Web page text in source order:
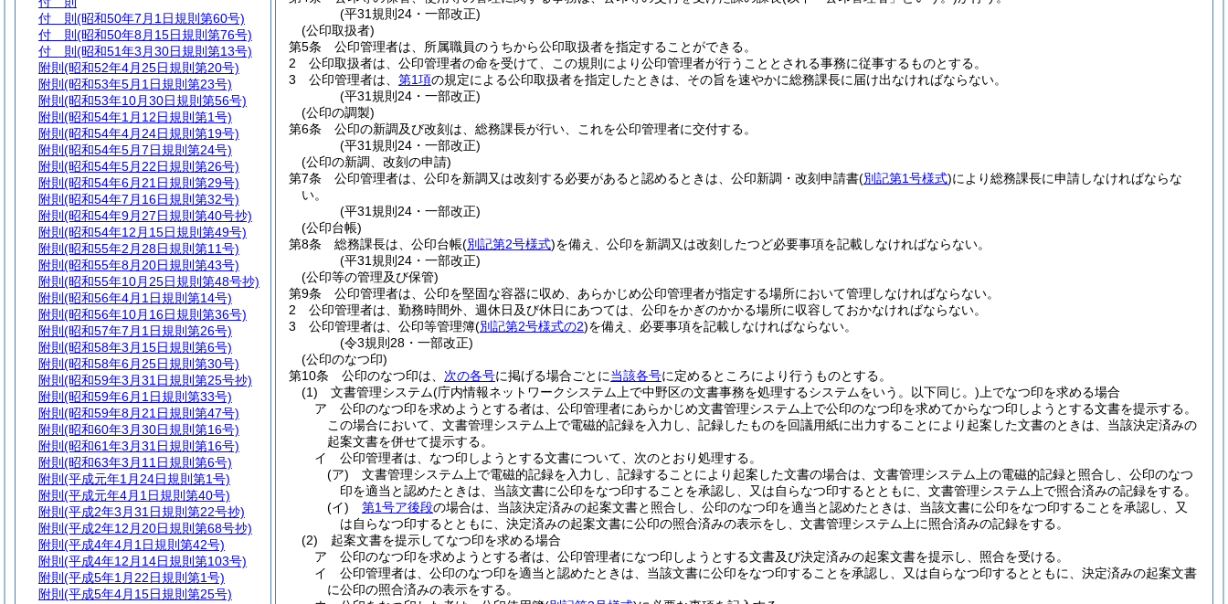
(平31規則24・一部改正)
(公印取扱者)
第5条
公印管理者は、所属職員のうちから公印取扱者を指定することができる。
2
公印取扱者は、公印管理者の命を受けて、この規則により公印管理者が行うこととされる事務に従事するものとする。
3
公印管理者は、 第1項の規定による公印取扱者を指定したときは、その旨を速やかに総務課長に届け出なければならない。
(平31規則24・一部改正)
(公印の調製)
第6条
公印の新調及び改刻は、総務課長が行い、これを公印管理者に交付する。
(平31規則24・一部改正)
(公印の新調、改刻の申請)
第7条
公印管理者は、公印を新調又は改刻する必要があると認めるときは、公印新調・改刻申請書(別記第1号様式)により総務課長に申請しなければならな
い。
(平31規則24・一部改正)
(公印台帳)
第8条
総務課長は、公印台帳(別記第2号様式)を備え、公印を新調又は改刻したつど必要事項を記載しなければならない。
(平31規則24・一部改正)
(公印等の管理及び保管)
第9条
公印管理者は、公印を堅固な容器に収め、あらかじめ公印管理者が指定する場所において管理しなければならない。
2
公印管理者は、勤務時間外、週休日及び休日にあつては、公印をかぎのかかる場所に収容しておかなければならない。
3
公印管理者は、公印等管理簿(別記第2号様式の2)を備え、必要事項を記載しなければならない。
(令3規則28・一部改正)
(公印のなつ印)
第10条
公印のなつ印は、 次の各号に掲げる場合ごとに当該各号に定めるところにより行うものとする。
(1)
文書管理システム(庁内情報ネットワークシステム上で中野区の文書事務を処理するシステムをいう。以下同じ。) 上でなつ印を求める場合
ア
公印のなつ印を求めようとする者は、公印管理者にあらかじめ文書管理システム上で公印のなつ印を求めてからなつ印しようとする文書を提示する。
この場合において、文書管理システム上で電磁的記録を入力し、記録したものを回議用紙に出力することにより起案した文書のときは、当該決定済みの
起案文書を併せて提示する。
イ
公印管理者は、なつ印しようとする文書について、次のとおり処理する。
(ア)
文書管理システム上で電磁的記録を入力し、記録することにより起案した文書の場合は、文書管理システム上の電磁的記録と照合し、公印のなつ
印を適当と認めたときは、当該文書に公印をなつ印することを承認し、又は自らなつ印するとともに、文書管理システム上で照合済みの記録をする。
(イ)
第1号ア後段の場合は、当該決定済みの起案文書と照合し、公印のなつ印を適当と認めたときは、当該文書に公印をなつ印することを承認し、又
は自らなつ印するとともに、決定済みの起案文書に公印の照合済みの表示をし、文書管理システム上に照合済みの記録をする。
(2)
起案文書を提示してなつ印を求める場合
ア
公印のなつ印を求めようとする者は、公印管理者になつ印しようとする文書及び決定済みの起案文書を提示し、照合を受ける。
イ
公印管理者は、公印のなつ印を適当と認めたときは、当該文書に公印をなつ印することを承認し、又は自らなつ印するとともに、決定済みの起案文書
に公印の照合済みの表示をする。
付 則 (昭和50年7月1日規則第60号)
付 則 (昭和50年8月15日規則第76号)
付 則 (昭和51年3月30日規則第13号)
附則 (昭和52年4月25日規則第20号)
附則 (昭和53年5月1日規則第23号)
附則 (昭和53年10月30日規則第56号)
附則 (昭和54年1月12日規則第1号)
附則 (昭和54年4月24日規則第19号)
附則 (昭和54年5月7日規則第24号)
附則 (昭和54年5月22日規則第26号)
附則 (昭和54年6月21日規則第29号)
附則 (昭和54年7月16日規則第32号)
附則 (昭和54年9月27日規則第40号抄)
附則 (昭和54年12月15日規則第49号)
附則 (昭和55年2月28日規則第11号)
附則 (昭和55年8月20日規則第43号)
附則 (昭和55年10月25日規則第48号抄)
附則 (昭和56年4月1日規則第14号)
附則 (昭和56年10月16日規則第36号)
附則 (昭和57年7月1日規則第26号)
附則 (昭和58年3月15日規則第6号)
附則 (昭和58年6月25日規則第30号)
附則 (昭和59年3月31日規則第25号抄)
附則 (昭和59年6月1日規則第33号)
附則 (昭和59年8月21日規則第47号)
附則 (昭和60年3月30日規則第16号)
附則 (昭和61年3月31日規則第16号)
附則 (昭和63年3月11日規則第6号)
附則 (平成元年1月24日規則第1号)
附則 (平成元年4月1日規則第40号)
附則 (平成2年3月31日規則第22号抄)
附則 (平成2年12月20日規則第68号抄)
附則 (平成4年4月1日規則第42号)
附則 (平成4年12月14日規則第103号)
附則 (平成5年1月22日規則第1号)
附則 (平成5年4月15日規則第25号)